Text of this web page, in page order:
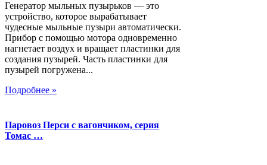
Генератор мыльных пузырьков — это
устройство, которое вырабатывает
чудесные мыльные пузыри автоматически.
Прибор с помощью мотора одновременно
нагнетает воздух и вращает пластинки для
создания пузырей. Часть пластинки для
пузырей погружена...
Подробнее »
Паровоз Перси с вагончиком, серия
Томас …